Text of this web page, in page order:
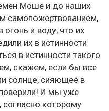
Моше и до наших
самопожертвованием,
огонь и воду, что их
их в истинности
в истинности такого
скажем, если бы все
солнце, сияющее в
И мы уже
согласно которому